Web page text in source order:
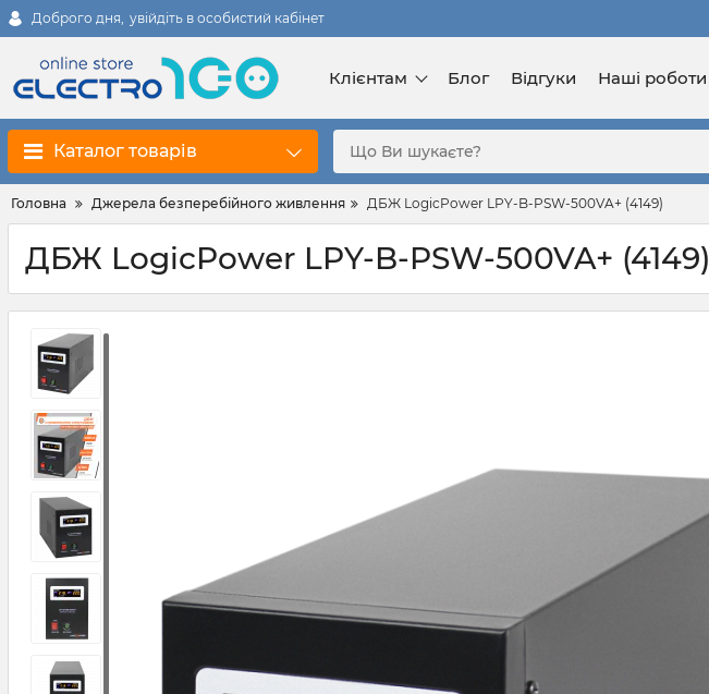
Доброго дня, увійдіть в особистий кабінет
Клієнтам Блог Відгуки Наші роботи
Каталог товарів
Головна Джерела безперебійного живлення ДБЖ LogicPower LPY-B-PSW-500VA+ (4149)
ДБЖ LogicPower LPY-B-PSW-500VA+ (4149)